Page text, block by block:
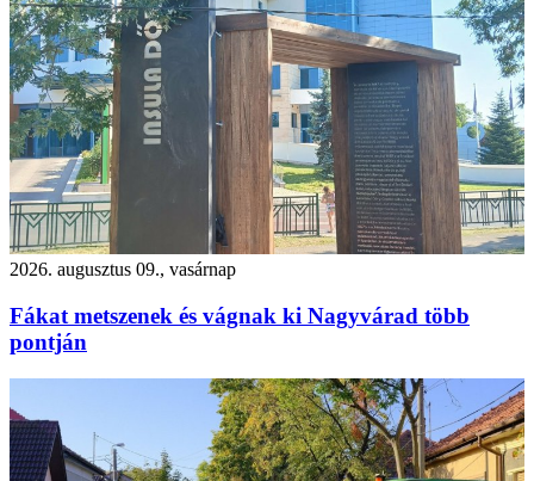
2026. augusztus 09., vasárnap
Fákat metszenek és vágnak ki Nagyvárad több
pontján